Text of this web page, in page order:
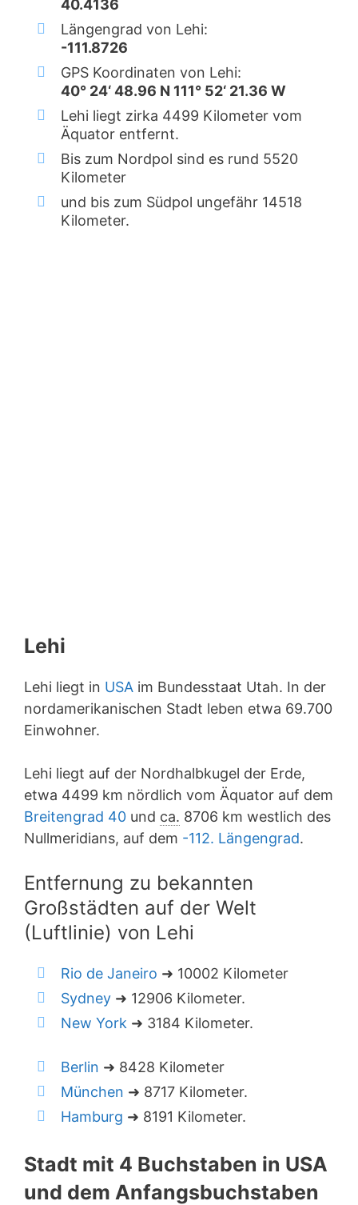
40.4136
Längengrad von Lehi:
-111.8726
GPS Koordinaten von Lehi:
40° 24‘ 48.96 N 111° 52‘ 21.36 W
Lehi liegt zirka 4499 Kilometer vom
Äquator entfernt.
Bis zum Nordpol sind es rund 5520
Kilometer
und bis zum Südpol ungefähr 14518
Kilometer.
Lehi
Lehi liegt in USA im Bundesstaat Utah. In der
nordamerikanischen Stadt leben etwa 69.700
Einwohner.
Lehi liegt auf der Nordhalbkugel der Erde,
etwa 4499 km nördlich vom Äquator auf dem
Breitengrad 40 und ca. 8706 km westlich des
Nullmeridians, auf dem -112. Längengrad.
Entfernung zu bekannten
Großstädten auf der Welt
(Luftlinie) von Lehi
Rio de Janeiro ➜ 10002 Kilometer
Sydney ➜ 12906 Kilometer.
New York ➜ 3184 Kilometer.
Berlin ➜ 8428 Kilometer
München ➜ 8717 Kilometer.
Hamburg ➜ 8191 Kilometer.
Stadt mit 4 Buchstaben in USA
und dem Anfangsbuchstaben